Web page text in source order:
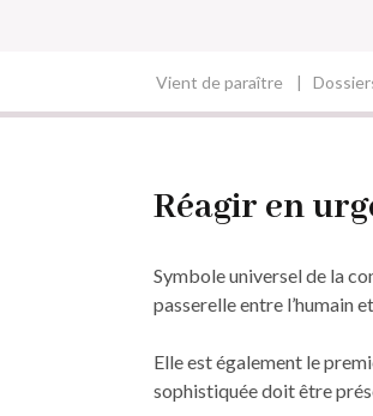
Vient de paraître
Réagir en
Symbole universel de la
passerelle entre l’humain
Elle est également le
sophistiquée doit être